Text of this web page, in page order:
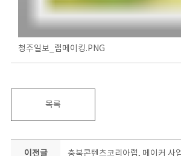
청주일보_랩메이킹.PNG
목록
이전글 충북콘텐츠코리아랩, 메이커 사